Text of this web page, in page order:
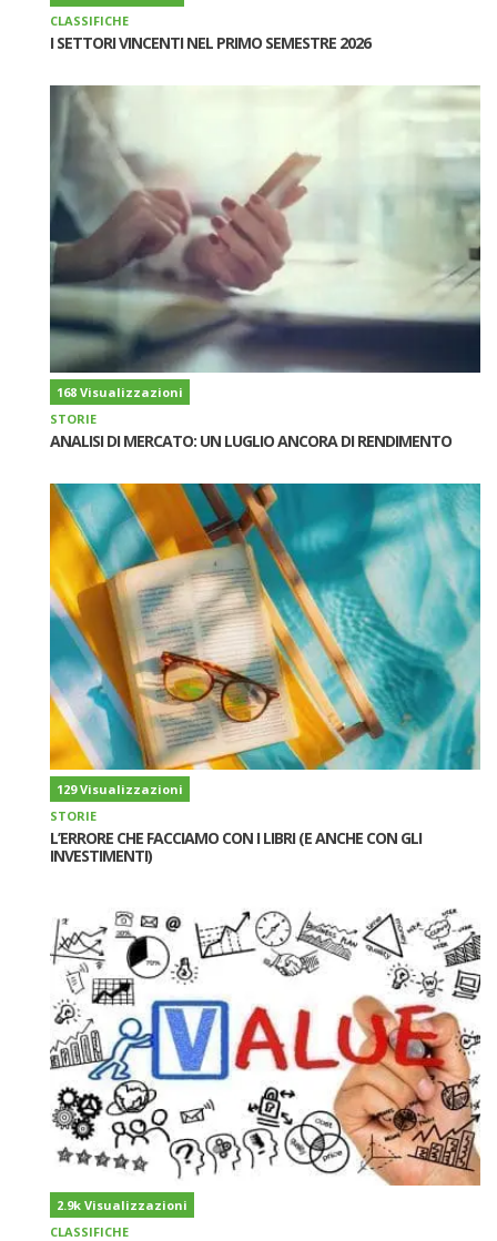
CLASSIFICHE
I SETTORI VINCENTI NEL PRIMO SEMESTRE 2026
168 Visualizzazioni
STORIE
ANALISI DI MERCATO: UN LUGLIO ANCORA DI RENDIMENTO
129 Visualizzazioni
STORIE
L’ERRORE CHE FACCIAMO CON I LIBRI (E ANCHE CON GLI
INVESTIMENTI)
2.9k Visualizzazioni
CLASSIFICHE